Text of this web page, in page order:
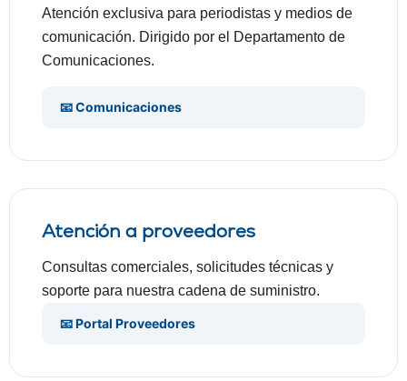
Atención exclusiva para periodistas y medios de
comunicación. Dirigido por el Departamento de
Comunicaciones.
📧 Comunicaciones
Atención a proveedores
Consultas comerciales, solicitudes técnicas y
soporte para nuestra cadena de suministro.
📧 Portal Proveedores